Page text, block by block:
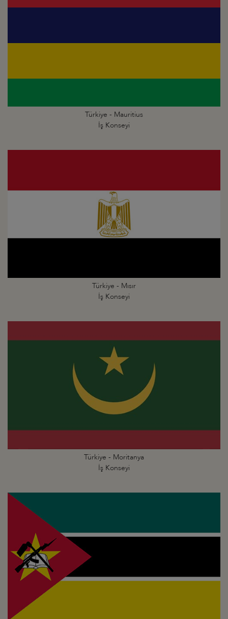
Türkiye - Mauritius
İş Konseyi
Türkiye - Mısır
İş Konseyi
Türkiye - Moritanya
İş Konseyi